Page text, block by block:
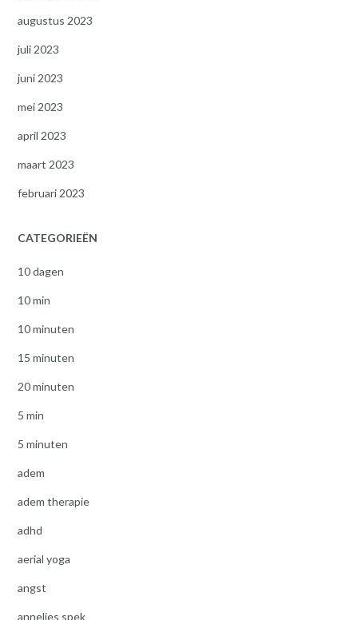
augustus 2023
juli 2023
juni 2023
mei 2023
april 2023
maart 2023
februari 2023
CATEGORIEËN
10 dagen
10 min
10 minuten
15 minuten
20 minuten
5 min
5 minuten
adem
adem therapie
adhd
aerial yoga
angst
annelies spek